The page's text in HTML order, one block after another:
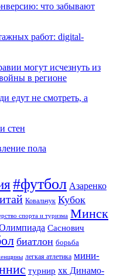
что забывают
работ: digital-
могут исчезнуть из
в регионе
едут не смотреть, а
стен
пола
#футбол Азаренко
Ковальчук Кубок
спорта и туризма Минск
Саснович
биатлон борьба
легкая атлетика мини-
турнир хк Динамо-